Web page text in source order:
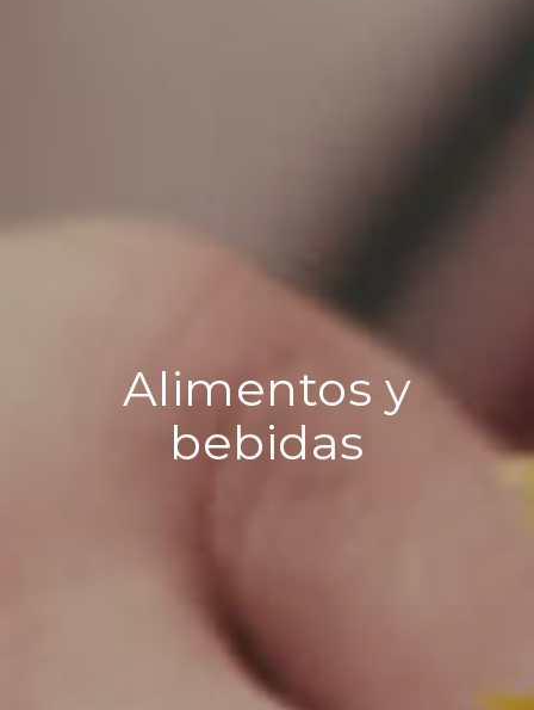
Alimentos y
bebidas